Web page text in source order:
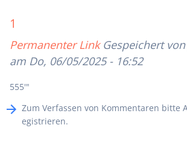
1
Permanenter Link Gespeichert von
am Do, 06/05/2025 - 16:52
555'"
Zum Verfassen von Kommentaren bitte
egistrieren.